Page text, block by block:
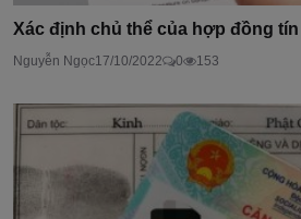
Xác định chủ thể của hợp đồng
Nguyễn Ngọc17/10/2022 0 153